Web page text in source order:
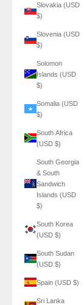
Slovakia (USD
$)
Slovenia (USD
$)
Solomon
Islands (USD
$)
Somalia (USD
$)
South Africa
(USD $)
South Georgia
& South
Sandwich
Islands (USD
$)
South Korea
(USD $)
South Sudan
(USD $)
Spain (USD $)
Sri Lanka